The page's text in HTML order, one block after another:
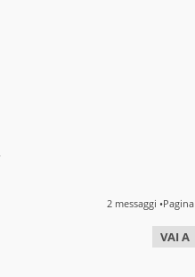
2 messaggi •Pagina
VAI A